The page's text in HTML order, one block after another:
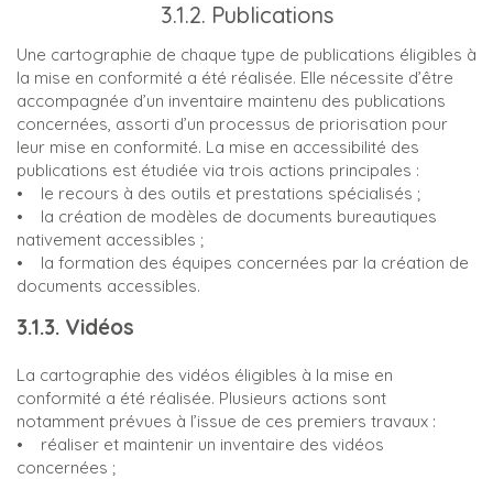
3.1.2. Publications
Une cartographie de chaque type de publications éligibles à
la mise en conformité a été réalisée. Elle nécessite d’être
accompagnée d’un inventaire maintenu des publications
concernées, assorti d’un processus de priorisation pour
leur mise en conformité. La mise en accessibilité des
publications est étudiée via trois actions principales :
• le recours à des outils et prestations spécialisés ;
• la création de modèles de documents bureautiques
nativement accessibles ;
• la formation des équipes concernées par la création de
documents accessibles.
3.1.3. Vidéos
La cartographie des vidéos éligibles à la mise en
conformité a été réalisée. Plusieurs actions sont
notamment prévues à l’issue de ces premiers travaux :
• réaliser et maintenir un inventaire des vidéos
concernées ;